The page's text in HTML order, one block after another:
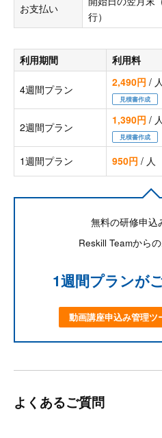
お支払い
行）
利用期間 利用料
4週間プラン
2,490円 / 人
見積書作成
2週間プラン
1,390円 / 人
見積書作成
1週間プラン 950円 / 人
無料の研修申込
Reskill Teamから
1週間プランが
動画講座申込み管理ツ
よくあるご質問